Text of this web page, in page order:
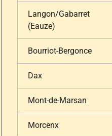
Langon/Gabarret
(Eauze)
Bourriot-Bergonce
Dax
Mont-de-Marsan
Morcenx